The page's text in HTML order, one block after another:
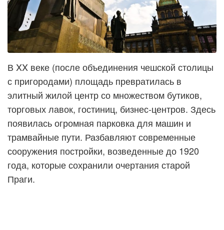
В XX веке (после объединения чешской столицы
с пригородами) площадь превратилась в
элитный жилой центр со множеством бутиков,
торговых лавок, гостиниц, бизнес-центров. Здесь
появилась огромная парковка для машин и
трамвайные пути. Разбавляют современные
сооружения постройки, возведенные до 1920
года, которые сохранили очертания старой
Праги.